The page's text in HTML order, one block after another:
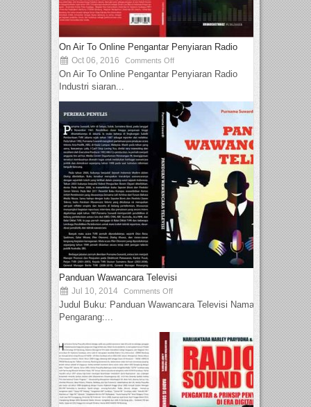
On Air To Online Pengantar Penyiaran Radio
Oct 06, 2016 Comments Off
On Air To Online Pengantar Penyiaran Radio
Industri siaran...
Panduan Wawancara Televisi
Jul 10, 2014 Comments Off
Judul Buku: Panduan Wawancara Televisi Nama
Pengarang:...